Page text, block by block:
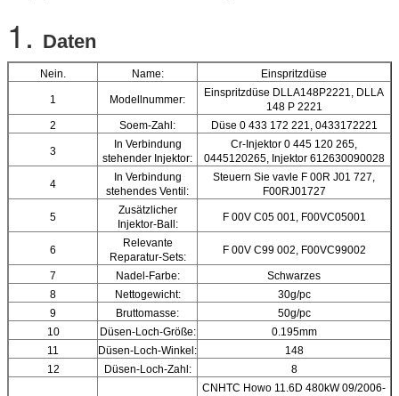
1. Daten
Nein. Name: Einspritzdüse
1 Modellnummer:
Einspritzdüse DLLA148P2221, DLLA
148 P 2221
2
Soem-Zahl: Düse 0 433 172 221, 0433172221
3
In Verbindung
stehender Injektor:
Cr-Injektor 0 445 120 265,
0445120265, Injektor 612630090028
4
In Verbindung
stehendes Ventil:
Steuern Sie vavle F 00R J01 727,
F00RJ01727
5
Zusätzlicher
Injektor-Ball:
F 00V C05 001, F00VC05001
6
Relevante
Reparatur-Sets:
F 00V C99 002, F00VC99002
7 Nadel-Farbe:
Schwarzes
8
Nettogewicht:
30g/pc
9
Bruttomasse:
50g/pc
10
Düsen-Loch-Größe:
0.195mm
11
Düsen-Loch-Winkel:
148
12
Düsen-Loch-Zahl: 8
CNHTC Howo 11.6D 480kW 09/2006-